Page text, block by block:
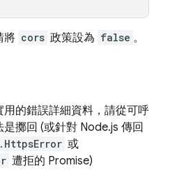
將 cors 政策設為 false 。
的錯誤詳細資料，請從可呼
擲回 (或針對 Node.js 傳回
或
遭拒的 Promise)